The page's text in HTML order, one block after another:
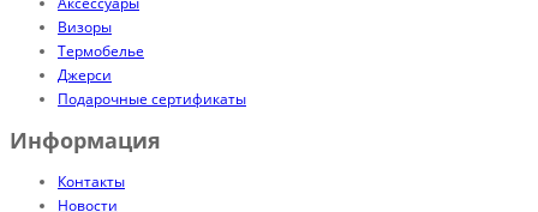
Визоры
Термобелье
Джерси
Подарочные сертификаты
Информация
Контакты
Новости